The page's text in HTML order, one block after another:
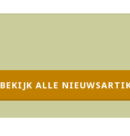
BEKIJK ALLE